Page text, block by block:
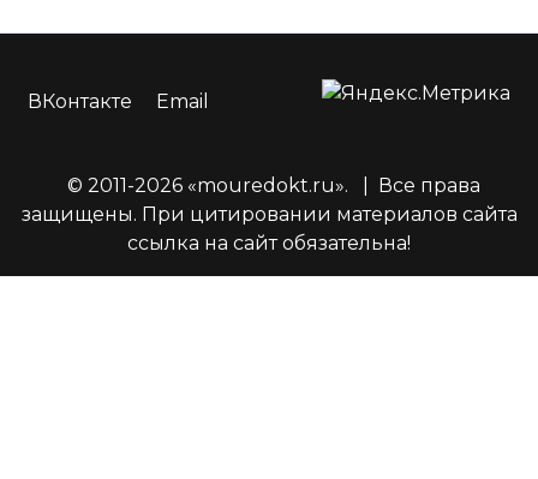
ВКонтакте Email
© 2011-2026 «mouredokt.ru».
Все права
защищены. При цитировании материалов сайта
ссылка на сайт обязательна!